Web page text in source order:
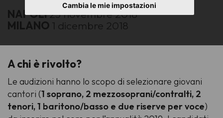
Cambia le mie impostazioni
NAPOLI23 novembre 2018
MILANO 1 dicembre 2018
A chi è rivolto?
Le audizioni hanno lo scopo di selezionare giovani
cantori (1 soprano, 2 mezzosoprani/contralti, 2
tenori, 1 baritono/basso e due riserve per voce)